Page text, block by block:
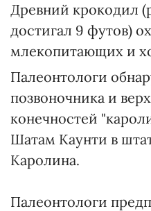
Древний крокодил
достигал 9 футов)
млекопитающих и
Палеонтологи
позвоночника и
конечностей
Шатам Каунти в
Каролина.
Палеонтологи